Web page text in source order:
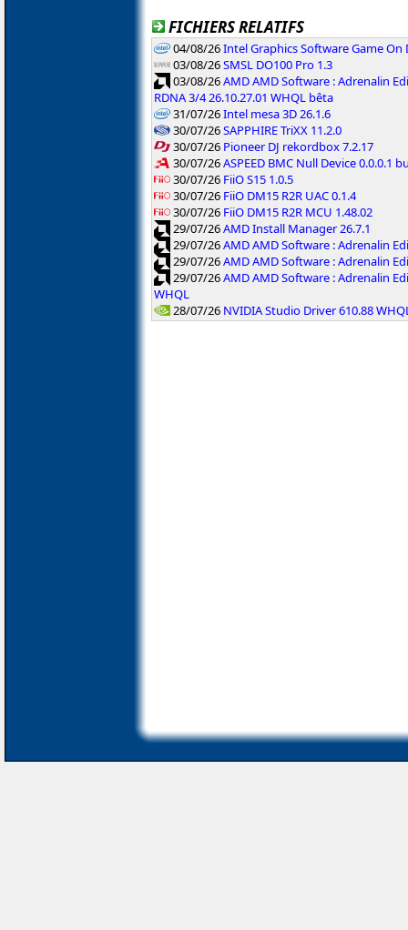
FICHIERS RELATIFS
04/08/26Intel Graphics Software Game On
03/08/26SMSL DO100 Pro 1.3
03/08/26AMD AMD Software : Adrenalin
RDNA 3/4 26.10.27.01 WHQL bêta
31/07/26Intel mesa 3D 26.1.6
30/07/26SAPPHIRE TriXX 11.2.0
30/07/26 Pioneer DJ rekordbox 7.2.17
30/07/26ASPEED BMC Null Device 0.0.0.1
30/07/26 FiiO S15 1.0.5
30/07/26 FiiO DM15 R2R UAC 0.1.4
30/07/26 FiiO DM15 R2R MCU 1.48.02
29/07/26AMD Install Manager 26.7.1
29/07/26AMD AMD Software : Adrenalin
29/07/26AMD AMD Software : Adrenalin
29/07/26AMD AMD Software : Adrenalin
WHQL
28/07/26 NVIDIA Studio Driver 610.88